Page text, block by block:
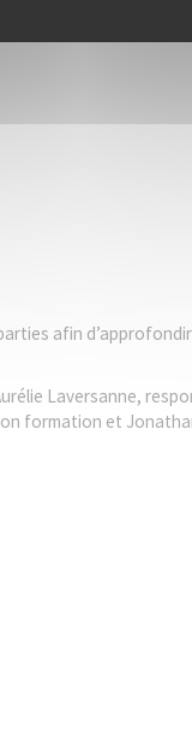
afin
Laversanne,
formation et